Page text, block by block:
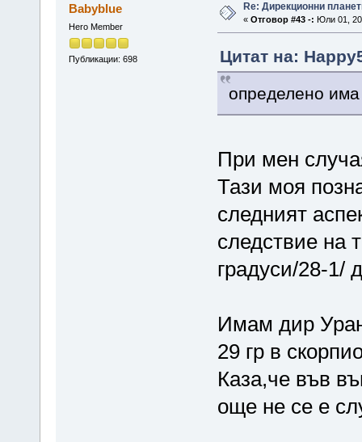
Babyblue
Hero Member
Публикации: 698
Re: Дирекционни
« Отговор #43 -: Юли 01,
Цитат на:
определено
При мен
Тази моя
следният
следствие на
градуси/28-1/
Имам дир
29 гр в
Каза,че във
още не се е